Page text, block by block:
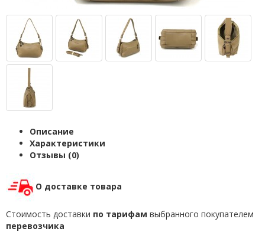
Описание
Характеристики
Отзывы (0)
О доставке товара
Стоимость доставки по тарифам выбранного покупателем
перевозчика